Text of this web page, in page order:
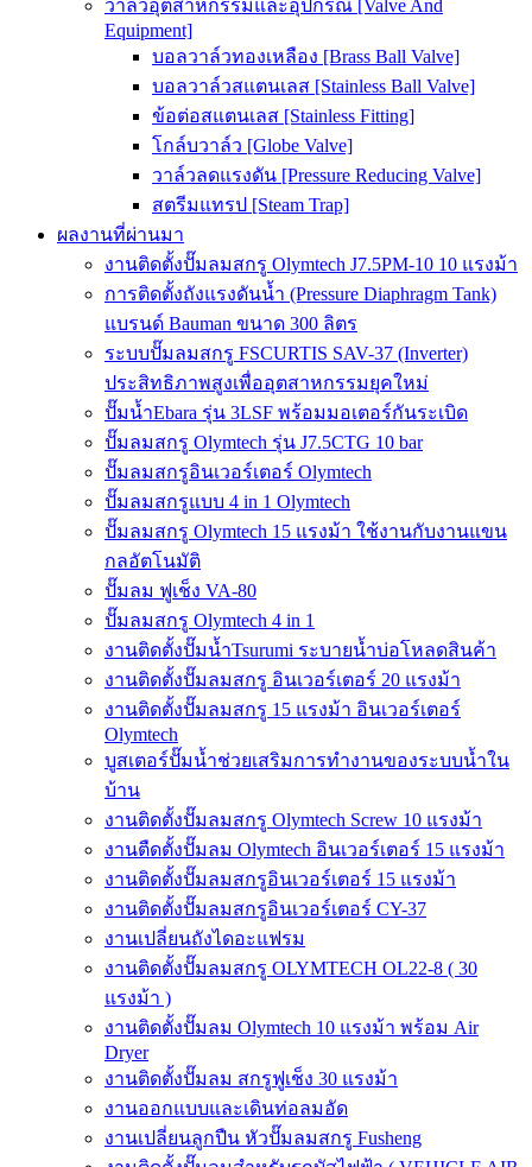
วาล์วอุตสาหกรรมและอุปกรณ์ [Valve And
Equipment]
บอลวาล์วทองเหลือง [Brass Ball Valve]
บอลวาล์วสแตนเลส [Stainless Ball Valve]
ข้อต่อสแตนเลส [Stainless Fitting]
โกล์บวาล์ว [Globe Valve]
วาล์วลดแรงดัน [Pressure Reducing Valve]
สตรีมแทรป [Steam Trap]
ผลงานที่ผ่านมา
งานติดตั้งปั๊มลมสกรู Olymtech J7.5PM-10 10 แรงม้า
การติดตั้งถังแรงดันน้ำ (Pressure Diaphragm Tank)
แบรนด์ Bauman ขนาด 300 ลิตร
ระบบปั๊มลมสกรู FSCURTIS SAV-37 (Inverter)
ประสิทธิภาพสูงเพื่ออุตสาหกรรมยุคใหม่
ปั๊มน้ำEbara รุ่น 3LSF พร้อมมอเตอร์กันระเบิด
ปั๊มลมสกรู Olymtech รุ่น J7.5CTG 10 bar
ปั๊มลมสกรูอินเวอร์เตอร์ Olymtech
ปั๊มลมสกรูแบบ 4 in 1 Olymtech
ปั๊มลมสกรู Olymtech 15 แรงม้า ใช้งานกับงานแขน
กลอัตโนมัติ
ปั๊มลม ฟูเช็ง VA-80
ปั๊มลมสกรู Olymtech 4 in 1
งานติดตั้งปั๊มน้ำTsurumi ระบายน้ำบ่อโหลดสินค้า
งานติดตั้งปั๊มลมสกรู อินเวอร์เตอร์ 20 แรงม้า
งานติดตั้งปั๊มลมสกรู 15 แรงม้า อินเวอร์เตอร์
Olymtech
บูสเตอร์ปั๊มน้ำช่วยเสริมการทำงานของระบบน้ำใน
บ้าน
งานติดตั้งปั๊มลมสกรู Olymtech Screw 10 แรงม้า
งานตืดตั้งปั๊มลม Olymtech อินเวอร์เตอร์ 15 แรงม้า
งานติดตั้งปั๊มลมสกรูอินเวอร์เตอร์ 15 แรงม้า
งานติดตั้งปั๊มลมสกรูอินเวอร์เตอร์ CY-37
งานเปลี่ยนถังไดอะแฟรม
งานติดตั้งปั๊มลมสกรู OLYMTECH OL22-8 ( 30
แรงม้า )
งานติดตั้งปั๊มลม Olymtech 10 แรงม้า พร้อม Air
Dryer
งานติดตั้งปั๊มลม สกรูฟูเช็ง 30 แรงม้า
งานออกแบบและเดินท่อลมอัด
งานเปลี่ยนลูกปืน หัวปั๊มลมสกรู Fusheng